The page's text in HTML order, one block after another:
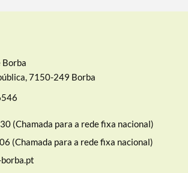
Borba
7150-249 Borba
(Chamada para a rede fixa nacional)
(Chamada para a rede fixa nacional)